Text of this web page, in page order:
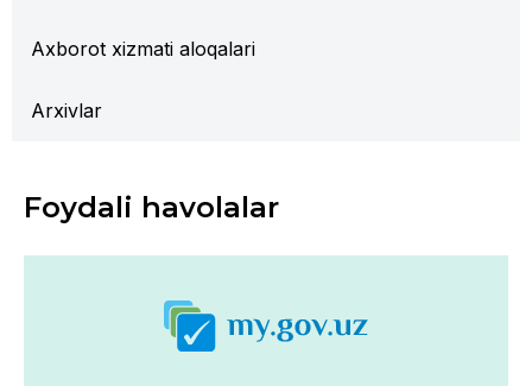
Axborot xizmati aloqalari
Arxivlar
Foydali havolalar